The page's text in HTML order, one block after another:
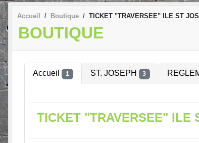
Accueil Boutique TICKET "TRAVERSEE" ILE ST
BOUTIQUE
Accueil 1 ST. JOSEPH 3
TICKET "TRAVERSEE" ILE